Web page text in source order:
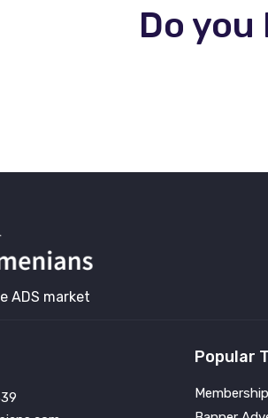
Do
ADS market
Popular
Membership